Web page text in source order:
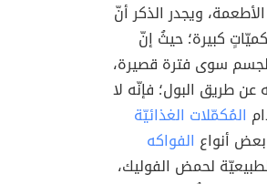
ويجدر الذكر أنّ
كبيرة؛ حيثُ إنّ
سوى فترة قصيرة،
طريق البول؛ فإنّه لا
المُكمّلات الغذائيّة
أنواع الفواكه
لحمض الفوليك،